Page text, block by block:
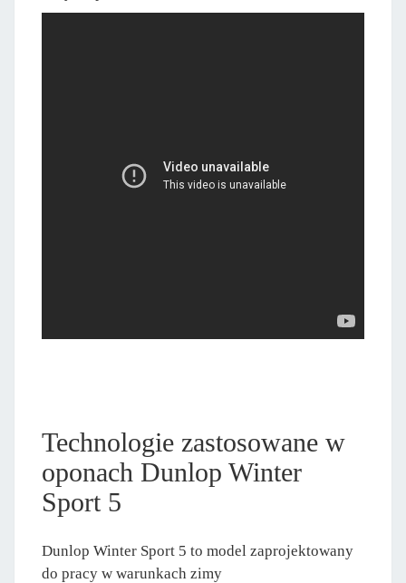
Technologie zastosowane w
oponach Dunlop Winter
Sport 5
Dunlop Winter Sport 5 to model zaprojektowany
do pracy w warunkach zimy